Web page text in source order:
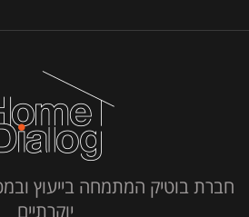
חברת בוטיק המתמחה בייעוץ
יוקרתיים